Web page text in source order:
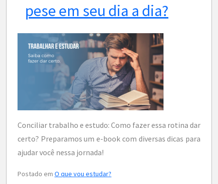
pese em seu dia a dia?
Conciliar trabalho e estudo: Como fazer essa rotina dar
certo? Preparamos um e-book com diversas dicas para
ajudar você nessa jornada!
Postado em O que vou estudar?